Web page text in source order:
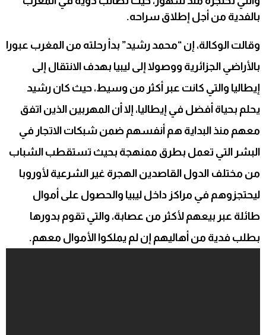
بالفدية من أجل إطلاق سراحه.
وقالت الوكالة، إن “محمد رشيد” بدأ رحلته من المغرب عبورا
بالأراضي الجزائرية ووصولا إلى ليبيا بهدف الانتقال إلى
إيطاليا والتي كانت عبر أكثر من وسيط، حيث كان رشيد
يحلم بحياة أفضل في إيطاليا، إلا أن المهربين الذين اتفق
معهم منذ البداية هم أنفسهم ضمن شبكات الاتجار في
البشر التي تعمل بطرق ممنهجة بحيث تستقطب الشباب
من مختلف الدول القاصدين الهجرة غير الشرعية لأوروبا
ليحتجزوهم في مراكز داخل ليبيا والحصول على أموال
طائلة عبر بيعهم لأكثر من عصابة، والتي تقوم بدورها
بطلب فدية من أهاليهم إن لم يملكوا الأموال معهم.